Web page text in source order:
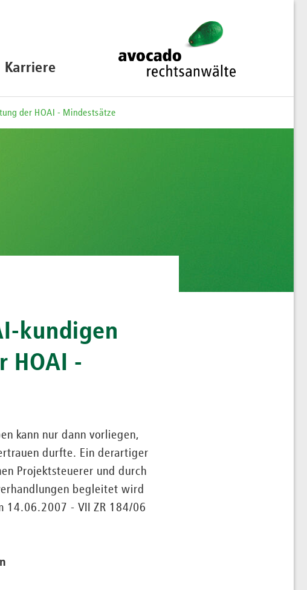
Karriere
der HOAI - Mindestsätze
kundigen
HOAI -
kann nur dann vorliegen,
durfte. Ein derartiger
Projektsteuerer und durch
begleitet wird
14.06.2007 - VII ZR 184/06